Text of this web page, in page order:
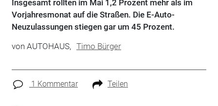
Insgesamt rollten im Mai 1,2 Prozent mehr als im
Vorjahresmonat auf die Straßen. Die E-Auto-
Neuzulassungen stiegen gar um 45 Prozent.
von AUTOHAUS, Timo Bürger
1 Kommentar Teilen